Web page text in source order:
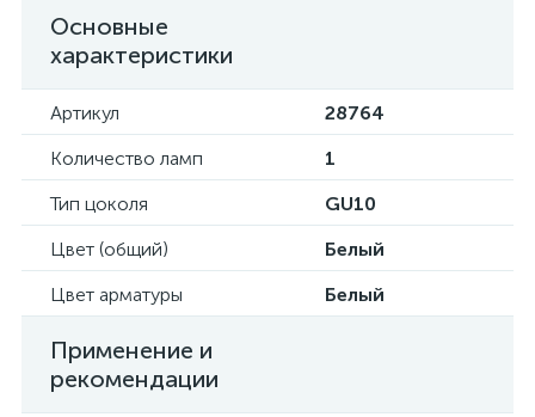
Основные
характеристики
Артикул
28764
Количество ламп
1
Тип цоколя
GU10
Цвет (общий)
Белый
Цвет арматуры
Белый
Применение и
рекомендации